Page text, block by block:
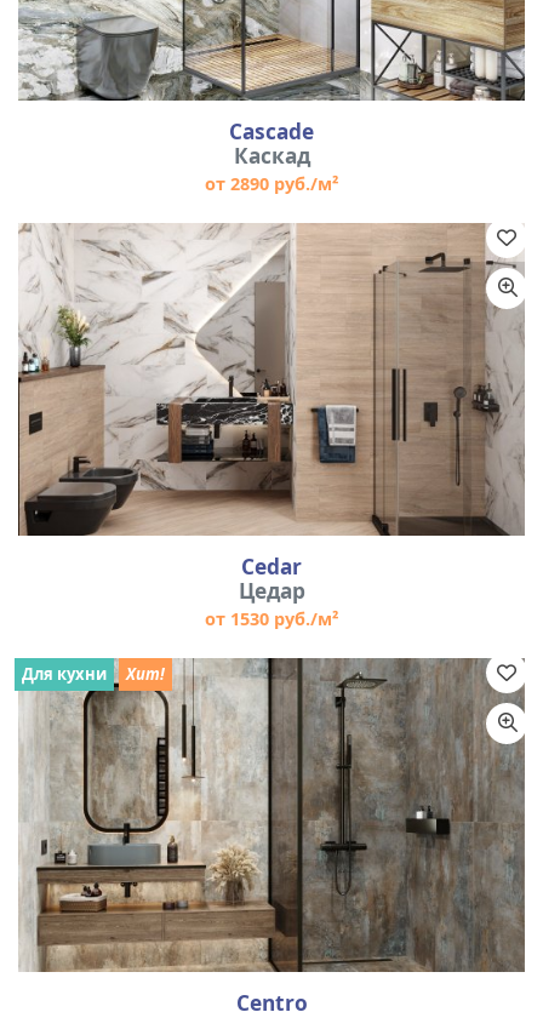
Cascade
Каскад
от 2890 руб./м²
Cedar
Цедар
от 1530 руб./м²
Centro
Для кухни Хит!